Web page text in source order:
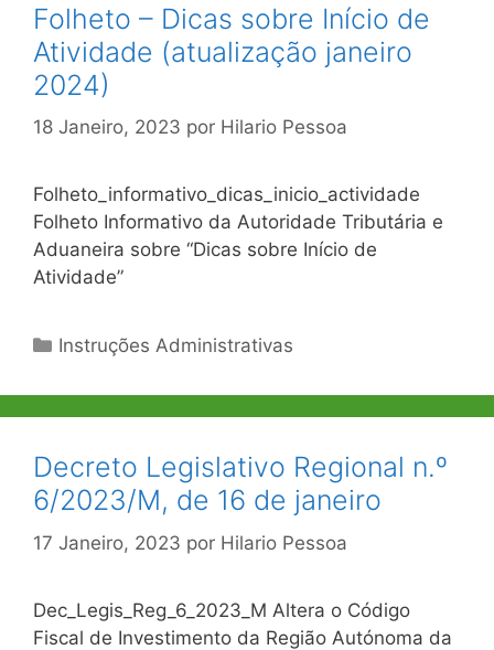
Folheto – Dicas sobre Início de
Atividade (atualização janeiro
2024)
18 Janeiro, 2023 por Hilario Pessoa
Folheto_informativo_dicas_inicio_actividade
Folheto Informativo da Autoridade Tributária e
Aduaneira sobre “Dicas sobre Início de
Atividade”
Categorias
Instruções Administrativas
Decreto Legislativo Regional n.º
6/2023/M, de 16 de janeiro
17 Janeiro, 2023 por Hilario Pessoa
Dec_Legis_Reg_6_2023_M Altera o Código
Fiscal de Investimento da Região Autónoma da